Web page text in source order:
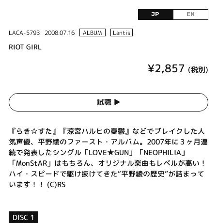
JP EN
LACA-5793 2008.07.16 ALBUM Lantis
RIOT GIRL
¥2,857 (税別)
試聴 ▶︎
『らき☆すた』『涼宮ハルヒの憂鬱』などでブレイクした人
気声優、平野綾のファースト・アルバム。2007年に３ヶ月連
続で発表したシングル「LOVE★GUN」「NEOPHILIA」
「MonStAR」はもちろん、オリジナル楽曲もレベルが高い！
ハイ・スピードで駆け抜けてきた“平野綾の歴史”が詰まって
います！！ (C)RS
DISC 1